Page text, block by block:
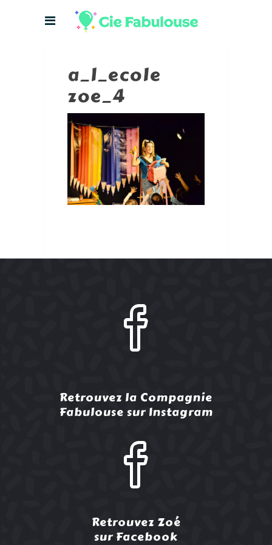
a_l_ecole
zoe_4
Retrouvez la Compagnie
Fabulouse sur Instagram
Retrouvez Zoé
sur Facebook